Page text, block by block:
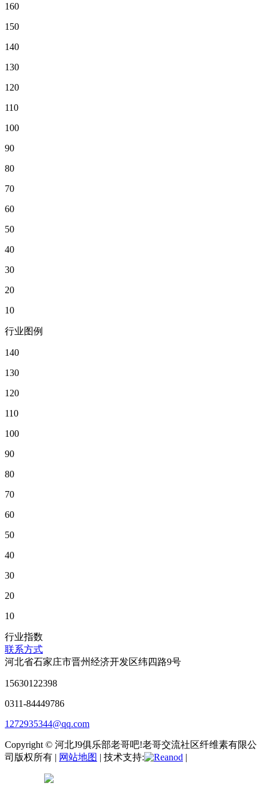
160
150
140
130
120
110
100
90
80
70
60
50
40
30
20
10
行业图例
140
130
120
110
100
90
80
70
60
50
40
30
20
10
行业指数
联系方式
河北省石家庄市晋州经济开发区纬四路9号
15630122398
0311-84449786
1272935344@qq.com
Copyright © 河北J9俱乐部老哥吧!老哥交流社区纤维素有限公
司版权所有 | 网站地图 | 技术支持: |